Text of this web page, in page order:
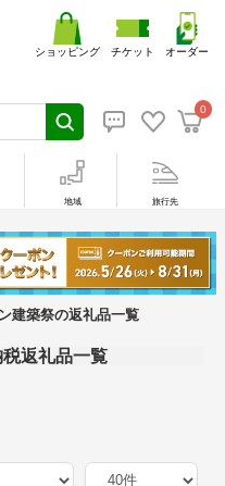
0
ショッピング チケット オーダー
地域 旅行先
建築祭の返礼品一覧
返礼品一覧